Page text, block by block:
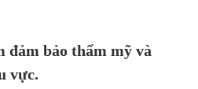
đảm bảo thẩm mỹ và
vực.